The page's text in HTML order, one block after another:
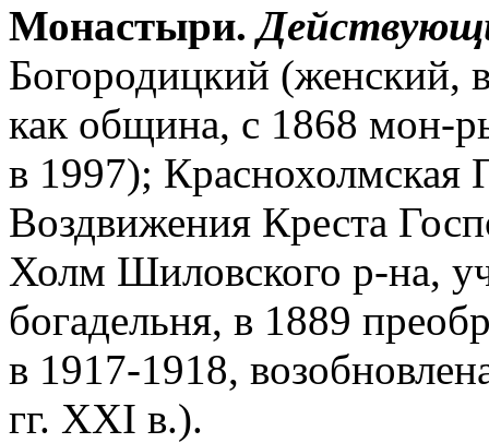
Монастыри.
Богородицкий (женский,
как община, с 1868 мон-
в 1997); Краснохолмская
Воздвижения Креста
Холм Шиловского р-на,
богадельня, в 1889
в 1917-1918,
гг. XXI в.).